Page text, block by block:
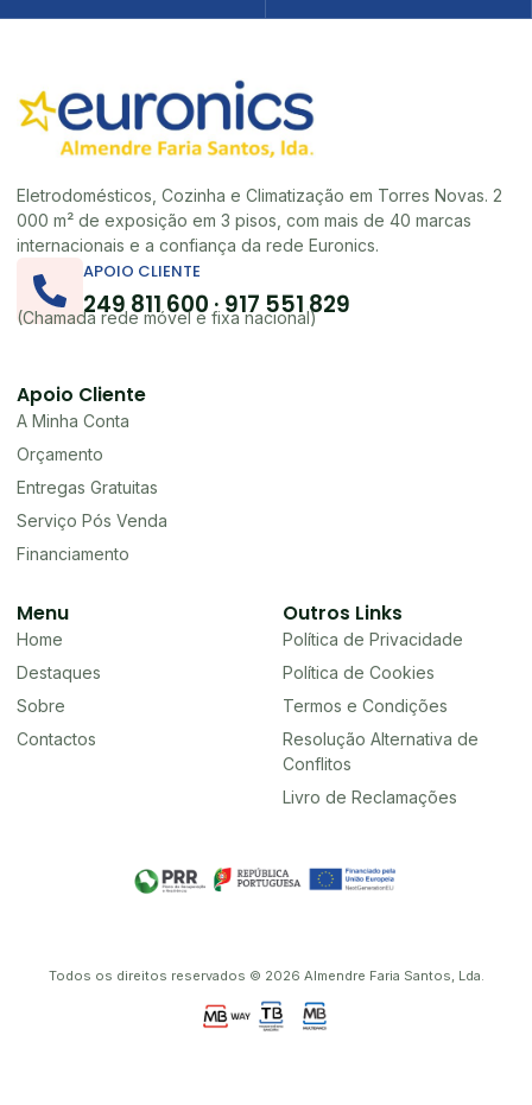
Eletrodomésticos, Cozinha e Climatização em Torres Novas. 2
000 m² de exposição em 3 pisos, com mais de 40 marcas
internacionais e a confiança da rede Euronics.
APOIO CLIENTE
249 811 600 · 917 551 829
(Chamada rede móvel e fixa nacional)
Apoio Cliente
A Minha Conta
Orçamento
Entregas Gratuitas
Serviço Pós Venda
Financiamento
Menu
Home
Destaques
Sobre
Contactos
Outros Links
Política de Privacidade
Política de Cookies
Termos e Condições
Resolução Alternativa de
Conflitos
Livro de Reclamações
Todos os direitos reservados © 2026 Almendre Faria Santos, Lda.